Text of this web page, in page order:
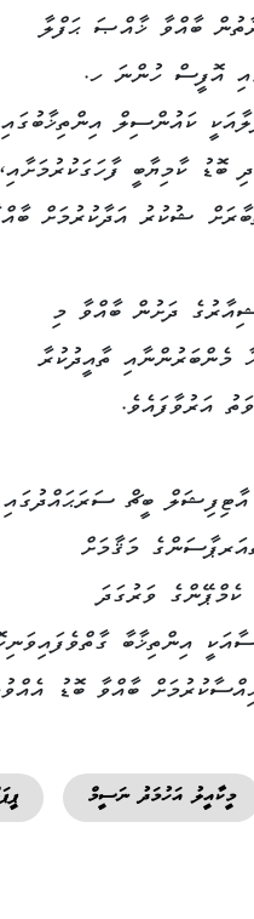
ބާއްވާ ޚާއްޞަ ޙަފްލާ
އޮފީސް ހުންނަ ހ.
ކައުންސިލް އިންތިޚާބުގައި
ބޮޑު ކާމިޔާބީ ފާހަގަކުރުމަށާއި،
ޝުކުރު އަދާކުރުމަށް
ދަށުން ބާއްވާ މި
މެންބަރުންނާއި ތާއީދުކުރާ
އަރުވާފައެވެ.
އާޓިފިޝަލް ބީޗް ސަރަޙައްދުގައި
މަޤާމަށް
ކެމްޕޭންގެ ވަރުގަދަ
އިންތިޚާބާ
ބާއްވާ ބޮޑު
މީކާއީލު އަހުމަދު ނަސީމް